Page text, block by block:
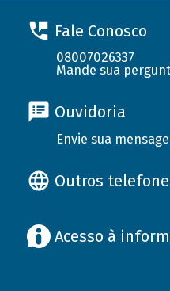
Fale Conosco
08007026337
Mande sua
Ouvidoria
Envie sua
Outros
Acesso à